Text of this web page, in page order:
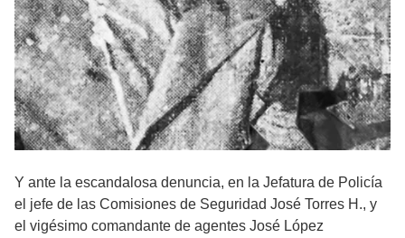
Y ante la escandalosa denuncia, en la Jefatura de Policía
el jefe de las Comisiones de Seguridad José Torres H., y
el vigésimo comandante de agentes José López